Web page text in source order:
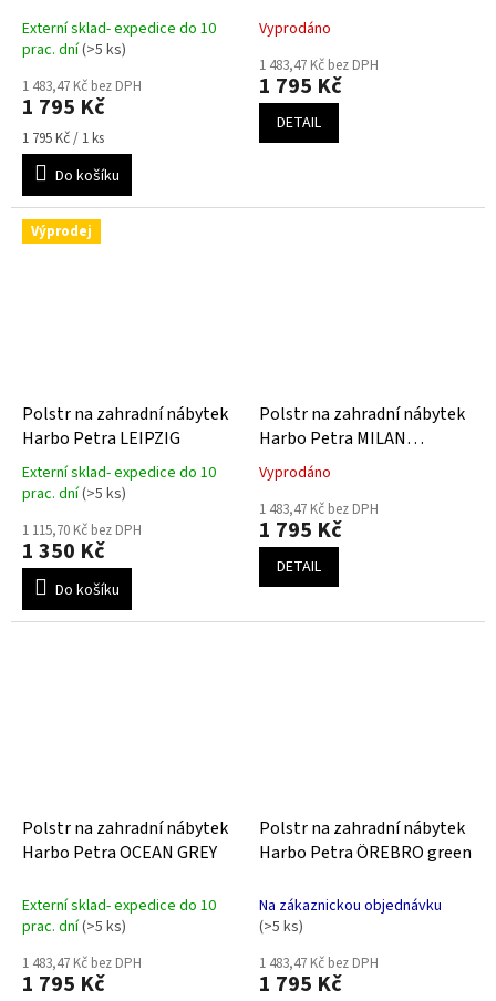
Externí sklad- expedice do 10
prac. dní(>5 ks)
1 483,47 Kč bez DPH
1 795 Kč
Měrná
cena:
1 795 Kč / 1 ks
Do košíku
Vyprodáno
1 483,47 Kč bez DPH
1 795 Kč
DETAIL
Výprodej
Polstr na zahradní nábytek
Harbo Petra LEIPZIG
Průměrné
hodnocení
produktu
je
5,0
5
Externí sklad- expedice do 10
prac. dní(>5 ks)
1 115,70 Kč bez DPH
1 350 Kč
Do košíku
Polstr na zahradní nábytek
Harbo Petra MILAN
ORANGE
Průměrné
hodnocení
produktu
je
5,0
hvězdiček.
Vyprodáno
1 483,47 Kč bez DPH
1 795 Kč
DETAIL
Polstr na zahradní nábytek
Harbo Petra OCEAN GREY
Externí sklad- expedice do 10
prac. dní(>5 ks)
1 483,47 Kč bez DPH
1 795 Kč
Polstr na zahradní nábytek
Harbo Petra ÖREBRO green
Na zákaznickou objednávku
(>5 ks)
1 483,47 Kč bez DPH
1 795 Kč